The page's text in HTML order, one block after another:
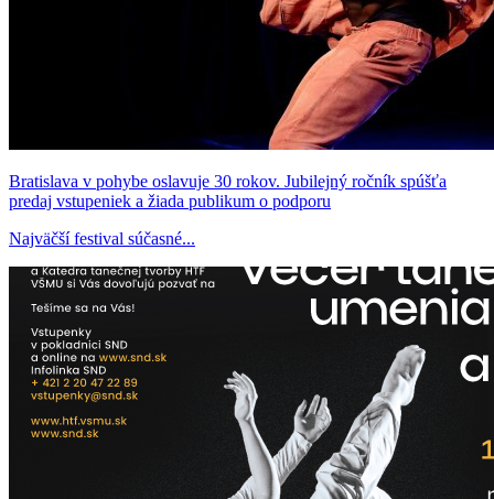
Bratislava v pohybe oslavuje 30 rokov. Jubilejný ročník spúšťa
predaj vstupeniek a žiada publikum o podporu
Najväčší festival súčasné...